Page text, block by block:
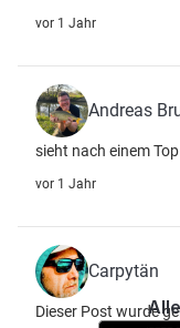
vor 1 Jahr
Andreas
sieht nach einem
vor 1 Jahr
Carpytän
Dieser Post wurde